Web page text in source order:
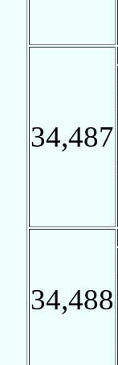
34,487
34,488